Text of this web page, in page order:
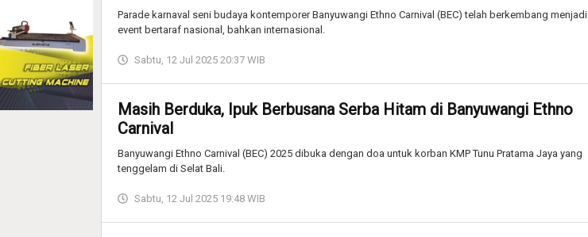
Parade karnaval seni budaya kontemporer Banyuwangi Ethno Carnival (BEC) telah berkembang menjadi
event bertaraf nasional, bahkan internasional.
Sabtu, 12 Jul 2025 20:37 WIB
Masih Berduka, Ipuk Berbusana Serba Hitam di Banyuwangi Ethno
Carnival
Banyuwangi Ethno Carnival (BEC) 2025 dibuka dengan doa untuk korban KMP Tunu Pratama Jaya yang
tenggelam di Selat Bali.
Sabtu, 12 Jul 2025 19:48 WIB